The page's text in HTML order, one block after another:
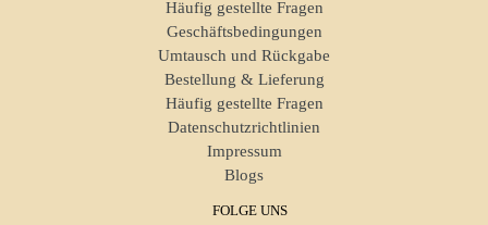
Häufig gestellte Fragen
Geschäftsbedingungen
Umtausch und Rückgabe
Bestellung & Lieferung
Häufig gestellte Fragen
Datenschutzrichtlinien
Impressum
Blogs
FOLGE UNS